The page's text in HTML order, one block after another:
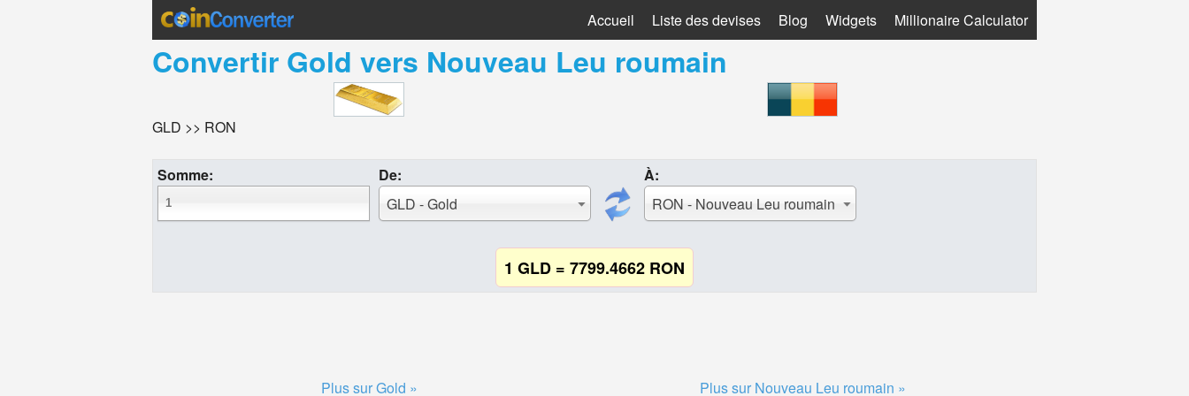
Accueil Liste des devises Blog Widgets Millionaire Calculator
Convertir Gold vers Nouveau Leu roumain
GLD >> RON
Somme:
De:
GLD - Gold
À:
RON - Nouveau Leu roumain
1 GLD = 7799.4662 RON
Plus sur Gold » Plus sur Nouveau Leu roumain »